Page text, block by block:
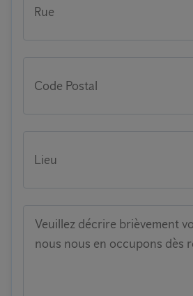
Rue
Code Postal
Lieu
Veuillez décrire brièvement
nous nous en occupons dès